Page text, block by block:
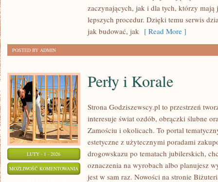
zaczynających, jak i dla tych, którzy mają
lepszych procedur. Dzięki temu serwis
jak budować, jak [ Read More ]
POSTED BY ADMIN
LUTY - 1 - 2026
MOŻLIWOŚĆ KOMENTOWANIA PERŁY
Perły i Korale
Strona Godziszewscy.pl to przestrzeń
interesuje świat ozdób, obrączki ślubne
Zamościu i okolicach. To portal
estetyczne z użytecznymi poradami
drogowskazu po tematach jubilerskich,
oznaczenia na wyrobach albo planujesz
jest w sam raz. Nowości na stronie